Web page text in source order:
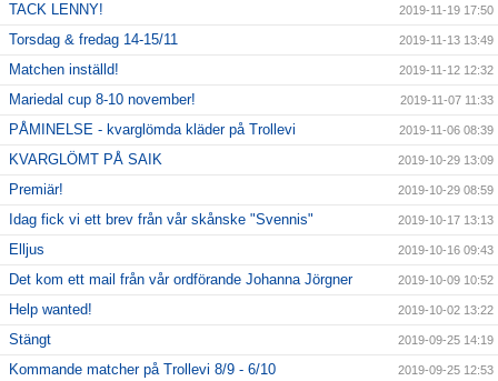
TACK LENNY! 2019-11-19 17:50
Torsdag & fredag 14-15/11 2019-11-13 13:49
Matchen inställd! 2019-11-12 12:32
Mariedal cup 8-10 november! 2019-11-07 11:33
PÅMINELSE - kvarglömda kläder på Trollevi 2019-11-06 08:39
KVARGLÖMT PÅ SAIK 2019-10-29 13:09
Premiär! 2019-10-29 08:59
Idag fick vi ett brev från vår skånske "Svennis" 2019-10-17 13:13
Elljus 2019-10-16 09:43
Det kom ett mail från vår ordförande Johanna Jörgner 2019-10-09 10:52
Help wanted! 2019-10-02 13:22
Stängt 2019-09-25 14:19
Kommande matcher på Trollevi 8/9 - 6/10 2019-09-25 12:53